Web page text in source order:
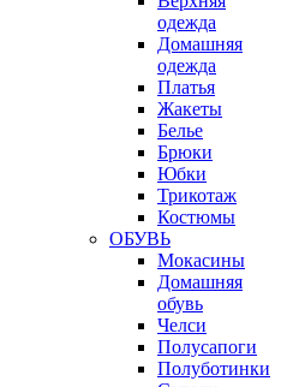
одежда
Домашняя
одежда
Платья
Жакеты
Белье
Брюки
Юбки
Трикотаж
Костюмы
ОБУВЬ
Мокасины
Домашняя
обувь
Челси
Полусапоги
Полуботинки